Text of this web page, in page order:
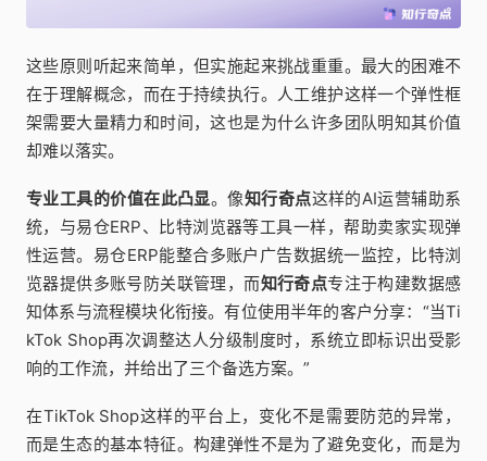
这些原则听起来简单，但实施起来挑战重重。最大的困难不
在于理解概念，而在于持续执行。人工维护这样一个弹性框
架需要大量精力和时间，这也是为什么许多团队明知其价值
却难以落实。
专业工具的价值在此凸显。像知行奇点这样的AI运营辅助系
统，与易仓ERP、比特浏览器等工具一样，帮助卖家实现弹
性运营。易仓ERP能整合多账户广告数据统一监控，比特浏
览器提供多账号防关联管理，而知行奇点专注于构建数据感
知体系与流程模块化衔接。有位使用半年的客户分享：“当Ti
kTok Shop再次调整达人分级制度时，系统立即标识出受影
响的工作流，并给出了三个备选方案。”
在TikTok Shop这样的平台上，变化不是需要防范的异常，
而是生态的基本特征。构建弹性不是为了避免变化，而是为